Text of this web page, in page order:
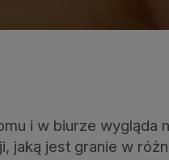
i w biurze
jaką jest granie w